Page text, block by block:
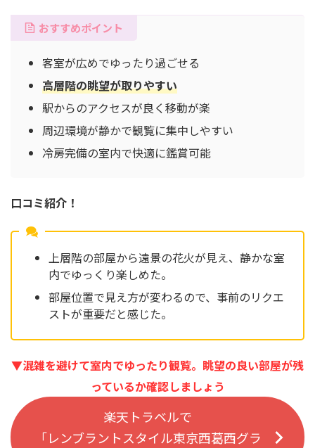
おすすめポイント
客室が広めでゆったり過ごせる
高層階の眺望が取りやすい
駅からのアクセスが良く移動が楽
周辺環境が静かで観覧に集中しやすい
冷房完備の室内で快適に鑑賞可能
口コミ紹介！
上層階の部屋から遠景の花火が見え、静かな室
内でゆっくり楽しめた。
部屋位置で見え方が変わるので、事前のリクエ
ストが重要だと感じた。
▼混雑を避けて室内でゆったり観覧。眺望の良い部屋が残
っているか確認しましょう
楽天トラベルで
「レンブラントスタイル東京西葛西グラ